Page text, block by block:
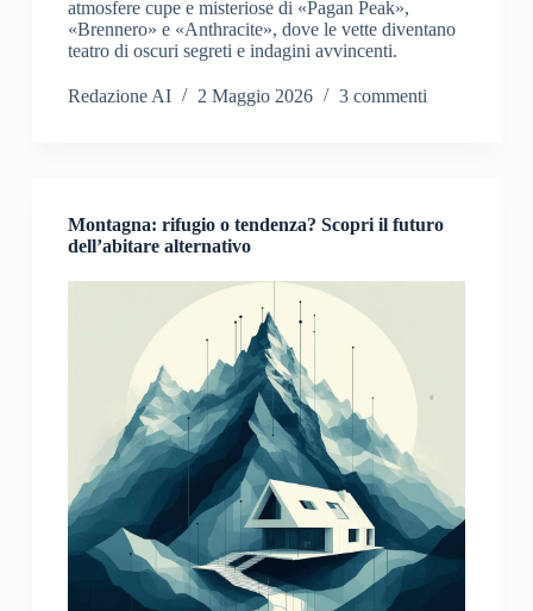
atmosfere cupe e misteriose di «Pagan Peak»,
«Brennero» e «Anthracite», dove le vette diventano
teatro di oscuri segreti e indagini avvincenti.
Redazione AI 2 Maggio 2026 3 commenti
Montagna: rifugio o tendenza? Scopri il futuro
dell’abitare alternativo